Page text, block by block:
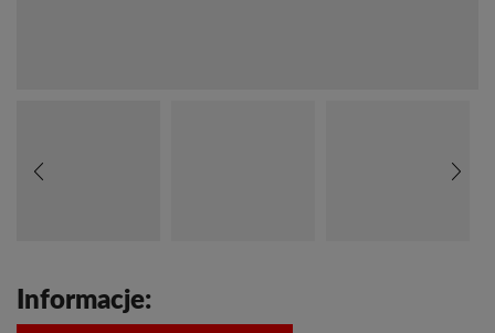
Informacje: